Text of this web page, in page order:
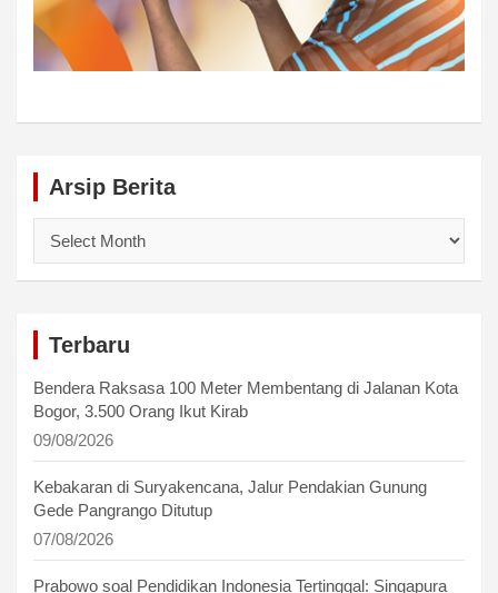
Arsip Berita
Berita
Terbaru
Bendera Raksasa 100 Meter Membentang di Jalanan Kota
Bogor, 3.500 Orang Ikut Kirab
09/08/2026
Kebakaran di Suryakencana, Jalur Pendakian Gunung
Gede Pangrango Ditutup
07/08/2026
Prabowo soal Pendidikan Indonesia Tertinggal: Singapura